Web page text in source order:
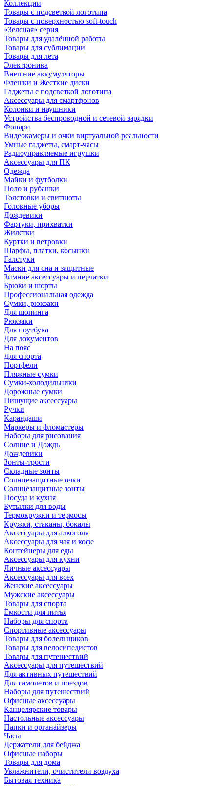
Коллекции
Товары с подсветкой логотипа
Товары с поверхностью soft-touch
«Зеленая» серия
Товары для удалённой работы
Товары для сублимации
Товары для лета
Электроника
Внешние аккумуляторы
Флешки и Жесткие диски
Гаджеты с подсветкой логотипа
Аксессуары для смартфонов
Колонки и наушники
Устройства беспроводной и сетевой зарядки
Фонари
Видеокамеры и очки виртуальной реальности
Умные гаджеты, смарт-часы
Радиоуправляемые игрушки
Аксессуары для ПК
Одежда
Майки и футболки
Поло и рубашки
Толстовки и свитшоты
Головные уборы
Дождевики
Фартуки, прихватки
Жилетки
Куртки и ветровки
Шарфы, платки, косынки
Галстуки
Маски для сна и защитные
Зимние аксессуары и перчатки
Брюки и шорты
Профессиональная одежда
Сумки, рюкзаки
Для шопинга
Рюкзаки
Для ноутбука
Для документов
На пояс
Для спорта
Портфели
Пляжные сумки
Сумки-холодильники
Дорожные сумки
Пишущие аксессуары
Ручки
Карандаши
Маркеры и фломастеры
Наборы для рисования
Солнце и Дождь
Дождевики
Зонты-трости
Складные зонты
Солнцезащитные очки
Солнцезащитные зонты
Посуда и кухня
Бутылки для воды
Термокружки и термосы
Кружки, стаканы, бокалы
Аксессуары для алкоголя
Аксессуары для чая и кофе
Контейнеры для еды
Аксессуары для кухни
Личные аксессуары
Аксессуары для всех
Женские аксессуары
Мужские аксессуары
Товары для спорта
Ёмкости для питья
Наборы для спорта
Спортивные аксессуары
Товары для болельщиков
Товары для велосипедистов
Товары для путешествий
Аксессуары для путешествий
Для активных путешествий
Для самолетов и поездов
Наборы для путешествий
Офисные аксессуары
Канцелярские товары
Настольные аксессуары
Папки и органайзеры
Часы
Держатели для бейджа
Офисные наборы
Товары для дома
Увлажнители, очистители воздуха
Бытовая техника